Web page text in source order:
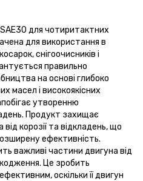
для чотиритактних
для використання в
снігоочисників і
правильно
на основі глибоко
масел і високоякісних
утворенню
Продукт захищає
корозії та відкладень, що
ефективність.
важливі частини двигуна від
Це зробить
оскільки її двигун